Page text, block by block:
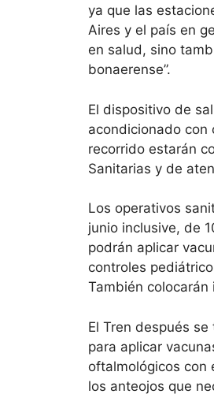
ya que las
Aires y el país en
en salud, sino
bonaerense”.
El dispositivo de
acondicionado
recorrido estarán
Sanitarias y de
Los operativos
junio inclusive, de
podrán aplicar
controles
También
El Tren después
para aplicar
oftalmológicos con
los anteojos que